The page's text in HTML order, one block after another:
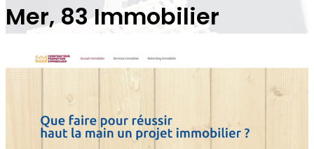
Mer, 83 Immobilier